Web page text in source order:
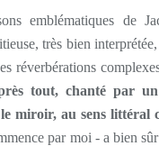
emblématiques de
très bien
réverbérations
tout, chanté par
miroir, au sens littéral
par moi - a bien